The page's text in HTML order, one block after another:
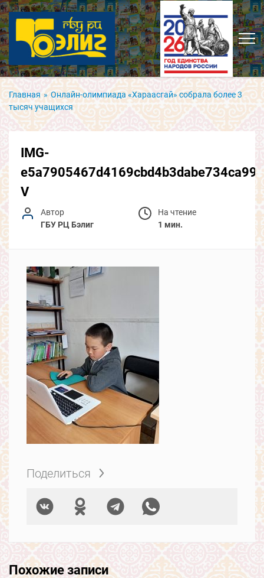
Главная » Онлайн-олимпиада «Хараасгай» собрала более 3
тысяч учащихся
IMG-
e5a7905467d4169cbd4b3dabe734ca99-
V
Автор
ГБУ РЦ Бэлиг
На чтение
1 мин.
Поделиться
Похожие записи